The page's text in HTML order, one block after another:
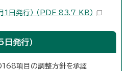
1日発行） （PDF 83.7 KB）
発行）
168項目の調整方針を承認